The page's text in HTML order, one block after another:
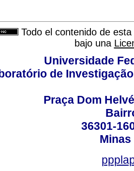
Todo el contenido de
bajo una
Universidade
de
Praça Dom
36301-